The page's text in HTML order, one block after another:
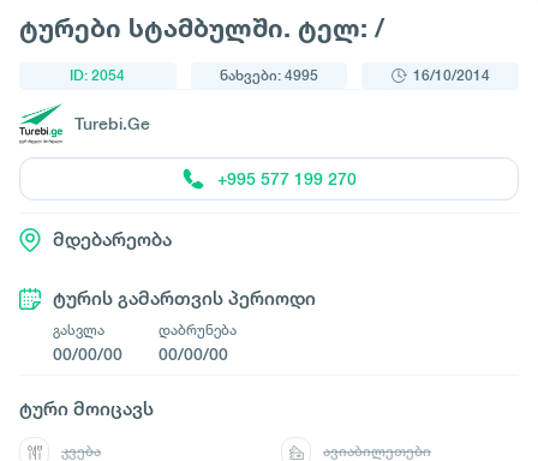
ტურები სტამბულში. ტელ: /
ID: 2054 ნახვები: 4995 16/10/2014
Turebi.Ge
+995 577 199 270
მდებარეობა
ტურის გამართვის პერიოდი
გასვლა
00/00/00
დაბრუნება
00/00/00
ტური მოიცავს
კვება ავიაბილეთები